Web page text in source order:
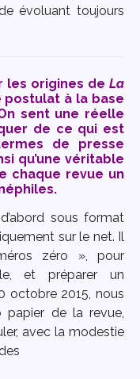
évoluant toujours
les origines de La
postulat à la base
sent une réelle
de ce qui est
de presse
qu’une véritable
chaque revue un
sous format
sur le net. Il
zéro », pour
et préparer un
octobre 2015, nous
papier de la revue,
avec la modestie